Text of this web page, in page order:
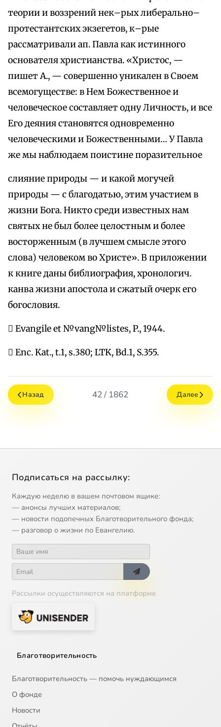
теории и воззрений нек–рых либерально–
протестантских экзегетов, к–рые
рассматривали ап. Павла как истинного
основателя христианства. «Христос, —
пишет А., — совершенно уникален в Своем
всемогуществе: в Нем Божественное и
человеческое составляет одну Личность, и все
Его деяния становятся одновременно
человеческими и Божественными… У Павла
же мы наблюдаем поистине поразительное
слияние природы — и какой могучей
природы — с благодатью, этим участием в
жизни Бога. Никто среди известных нам
святых не был более целостным и более
восторженным (в лучшем смысле этого
слова) человеком во Христе». В приложении
к книге даны библиография, хронологич.
канва жизни апостола и сжатый очерк его
богословия.
 Evangile et №vang№listes, P., 1944.
 Enc. Kat., t.1, s.380; LTK, Bd.1, S.355.
Назад 42 / 1862 Далее
Подписаться на рассылку:
Каждую неделю в вашем почтовом ящике:
— анонсы лучших материалов;
— новости подопечных Благотворительного фонда;
— разговор о жизни по Евангелию.
Рассылки осуществляются на платформе
Благотворительность
Благотворительность — помочь нуждающимся
О фонде
Новости